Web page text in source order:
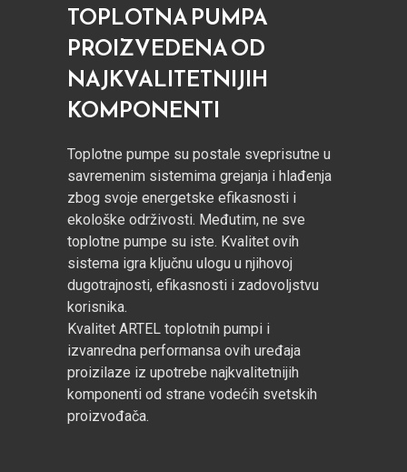
TOPLOTNA PUMPA
PROIZVEDENA OD
NAJKVALITETNIJIH
KOMPONENTI
Toplotne pumpe su postale sveprisutne u
savremenim sistemima grejanja i hlađenja
zbog svoje energetske efikasnosti i
ekološke održivosti. Međutim, ne sve
toplotne pumpe su iste. Kvalitet ovih
sistema igra ključnu ulogu u njihovoj
dugotrajnosti, efikasnosti i zadovoljstvu
korisnika.
Kvalitet ARTEL toplotnih pumpi i
izvanredna performansa ovih uređaja
proizilaze iz upotrebe najkvalitetnijih
komponenti od strane vodećih svetskih
proizvođača.